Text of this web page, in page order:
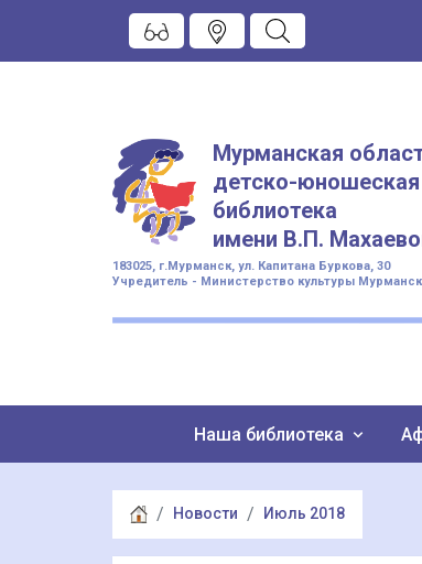
Мурманская
детско-юношеская
библиотека
имени В.П.
183025, г.Мурманск, ул. Капитана Буркова, 30
Учредитель - Министерство культуры
Наша библиотека
Новости Июль 2018